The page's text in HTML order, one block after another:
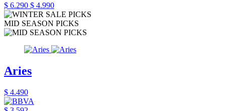
$ 6.290 $ 4.990
MID SEASON PICKS
Aries
$ 4.490